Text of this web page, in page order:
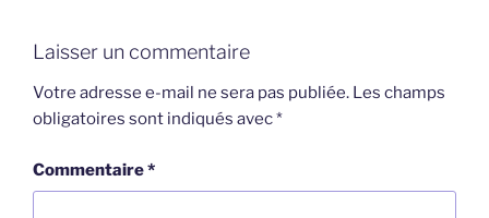
Laisser un commentaire
Votre adresse e-mail ne sera pas publiée. Les champs
obligatoires sont indiqués avec*
Commentaire*